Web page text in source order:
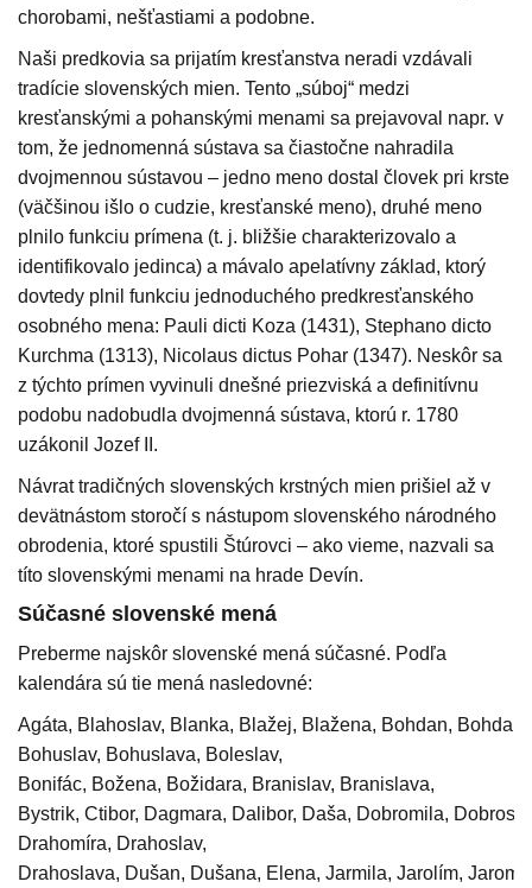
chorobami, nešťastiami a podobne.
Naši predkovia sa prijatím kresťanstva neradi vzdávali
tradície slovenských mien. Tento „súboj“ medzi
kresťanskými a pohanskými menami sa prejavoval napr. v
tom, že jednomenná sústava sa čiastočne nahradila
dvojmennou sústavou – jedno meno dostal človek pri krste
(väčšinou išlo o cudzie, kresťanské meno), druhé meno
plnilo funkciu prímena (t. j. bližšie charakterizovalo a
identifikovalo jedinca) a mávalo apelatívny základ, ktorý
dovtedy plnil funkciu jednoduchého predkresťanského
osobného mena: Pauli dicti Koza (1431), Stephano dicto
Kurchma (1313), Nicolaus dictus Pohar (1347). Neskôr sa
z týchto prímen vyvinuli dnešné priezviská a definitívnu
podobu nadobudla dvojmenná sústava, ktorú r. 1780
uzákonil Jozef II.
Návrat tradičných slovenských krstných mien prišiel až v
devätnástom storočí s nástupom slovenského národného
obrodenia, ktoré spustili Štúrovci – ako vieme, nazvali sa
títo slovenskými menami na hrade Devín.
Súčasné slovenské mená
Preberme najskôr slovenské mená súčasné. Podľa
kalendára sú tie mená nasledovné:
Agáta, Blahoslav, Blanka, Blažej, Blažena, Bohdan,
Bohuslav, Bohuslava, Boleslav,
Bonifác, Božena, Božidara, Branislav, Branislava,
Bystrik, Ctibor, Dagmara, Dalibor, Daša, Dobromila,
Drahomíra, Drahoslav,
Drahoslava, Dušan, Dušana, Elena, Jarmila, Jarolím,